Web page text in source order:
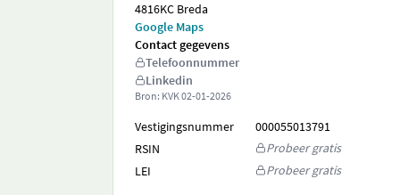
4816KC Breda
Google Maps
Contact gegevens
Telefoonnummer
Linkedin
Bron: KVK02-01-2026
Vestigingsnummer
000055013791
RSIN
Probeer gratis
LEI
Probeer gratis